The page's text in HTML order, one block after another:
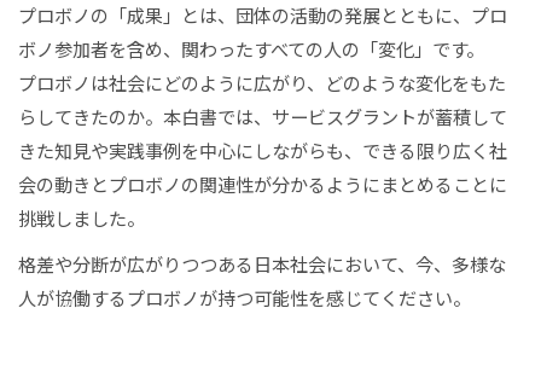
プロボノの「成果」とは、団体の活動の発展とともに、プロ
ボノ参加者を含め、関わったすべての人の「変化」です。
プロボノは社会にどのように広がり、どのような変化をもた
らしてきたのか。本白書では、サービスグラントが蓄積して
きた知見や実践事例を中心にしながらも、できる限り広く社
会の動きとプロボノの関連性が分かるようにまとめることに
挑戦しました。
格差や分断が広がりつつある日本社会において、今、多様な
人が協働するプロボノが持つ可能性を感じてください。